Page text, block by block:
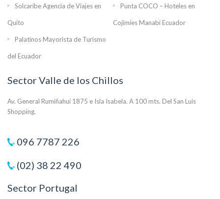
Solcaribe Agencia de Viajes en
Quito
Palatinos Mayorista de Turismo
del Ecuador
Punta COCO – Hoteles en
Cojimíes Manabí Ecuador
Sector Valle de los Chillos
Av. General Rumiñahui 1875 e Isla Isabela. A 100 mts. Del San Luis
Shopping.
096 7787 226
(02) 38 22 490
Sector Portugal